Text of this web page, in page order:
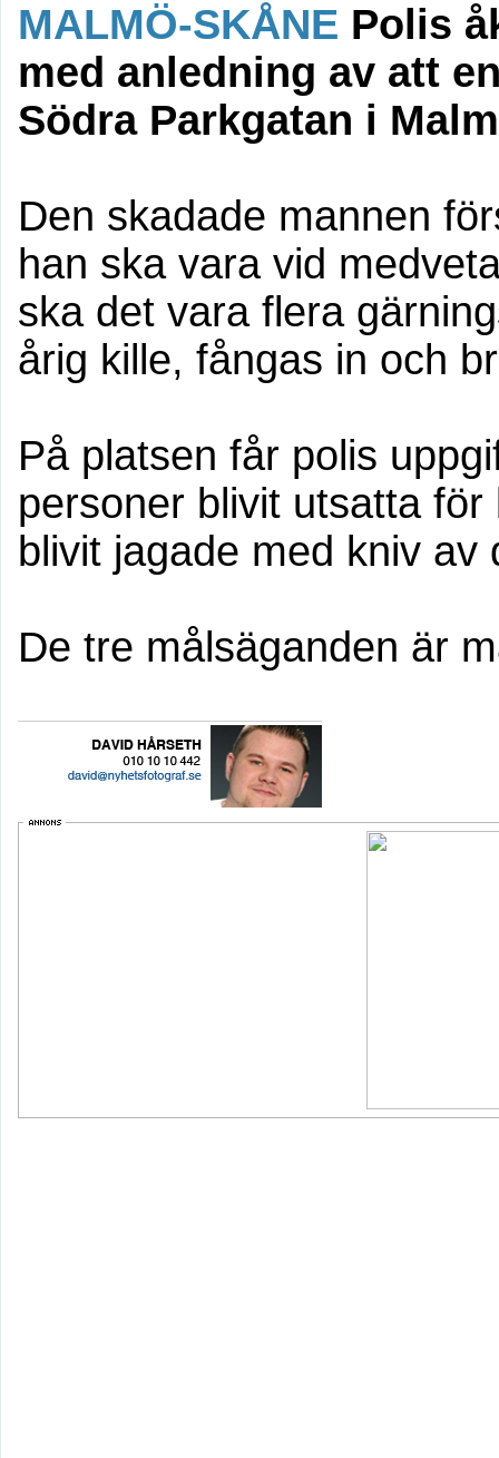
MALMÖ-SKÅNE Polis
med anledning av att
Södra Parkgatan i
Den skadade mannen
han ska vara vid
ska det vara flera
årig kille, fångas in och
På platsen får polis
personer blivit utsatta
blivit jagade med kniv
De tre målsäganden är